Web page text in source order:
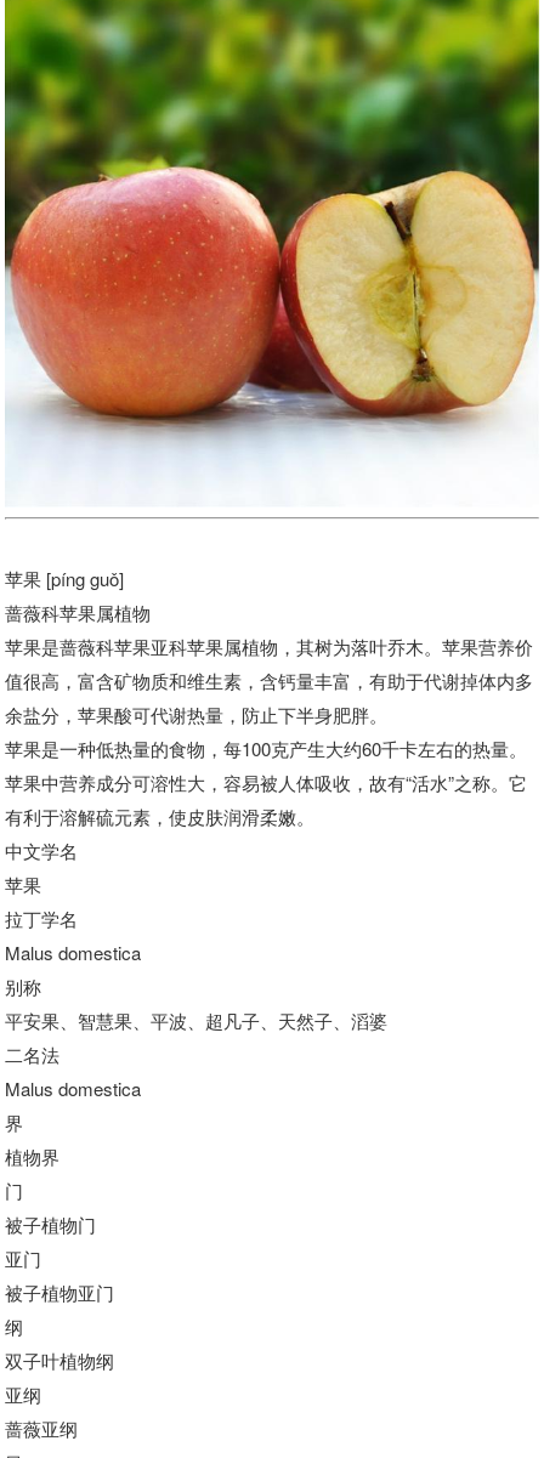
苹果 [píng guǒ]
蔷薇科苹果属植物
苹果是蔷薇科苹果亚科苹果属植物，其树为落叶乔木。苹果营养价
值很高，富含矿物质和维生素，含钙量丰富，有助于代谢掉体内多
余盐分，苹果酸可代谢热量，防止下半身肥胖。
苹果是一种低热量的食物，每100克产生大约60千卡左右的热量。
苹果中营养成分可溶性大，容易被人体吸收，故有“活水”之称。它
有利于溶解硫元素，使皮肤润滑柔嫩。
中文学名
苹果
拉丁学名
Malus domestica
别称
平安果、智慧果、平波、超凡子、天然子、滔婆
二名法
Malus domestica
界
植物界
门
被子植物门
亚门
被子植物亚门
纲
双子叶植物纲
亚纲
蔷薇亚纲